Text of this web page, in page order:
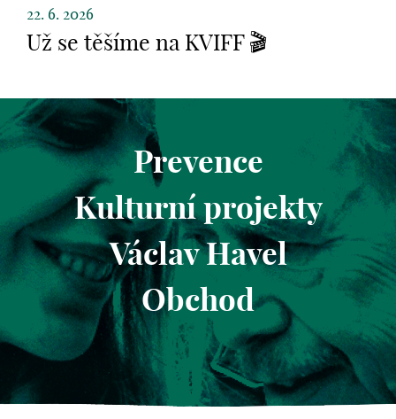
22. 6. 2026
Už se těšíme na KVIFF 🎬
Prevence
Kulturní projekty
Václav Havel
Obchod